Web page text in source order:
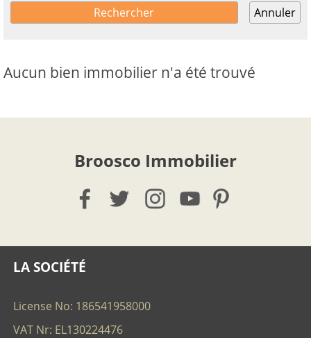
Aucun bien immobilier n'a été trouvé
Annuler
Broosco Immobilier
LA SOCIÉTÉ
License No: 186541958000
VAT Nr: EL130224476